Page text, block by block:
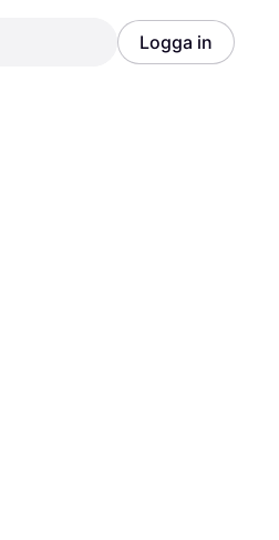
Logga in